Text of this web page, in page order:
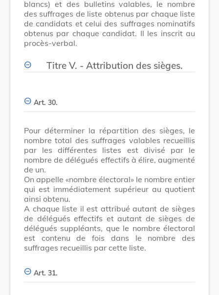
blancs) et des bulletins valables, le nombre
des suffrages de liste obtenus par chaque liste
de candidats et celui des suffrages nominatifs
obtenus par chaque candidat. Il les inscrit au
procès-verbal.
Titre V. - Attribution des sièges.
Art. 30.
Pour déterminer la répartition des sièges, le
nombre total des suffrages valables recueillis
par les différentes listes est divisé par le
nombre de délégués effectifs à élire, augmenté
de un.
On appelle «nombre électoral» le nombre entier
qui est immédiatement supérieur au quotient
ainsi obtenu.
A chaque liste il est attribué autant de sièges
de délégués effectifs et autant de sièges de
délégués suppléants, que le nombre électoral
est contenu de fois dans le nombre des
suffrages recueillis par cette liste.
Art. 31.